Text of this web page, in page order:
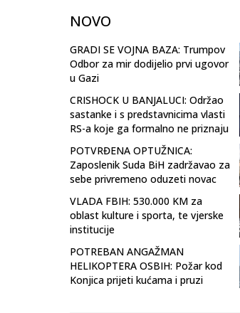
NOVO
GRADI SE VOJNA BAZA: Trumpov
Odbor za mir dodijelio prvi ugovor
u Gazi
CRISHOCK U BANJALUCI: Održao
sastanke i s predstavnicima vlasti
RS-a koje ga formalno ne priznaju
POTVRĐENA OPTUŽNICA:
Zaposlenik Suda BiH zadržavao za
sebe privremeno oduzeti novac
VLADA FBIH: 530.000 KM za
oblast kulture i sporta, te vjerske
institucije
POTREBAN ANGAŽMAN
HELIKOPTERA OSBIH: Požar kod
Konjica prijeti kućama i pruzi